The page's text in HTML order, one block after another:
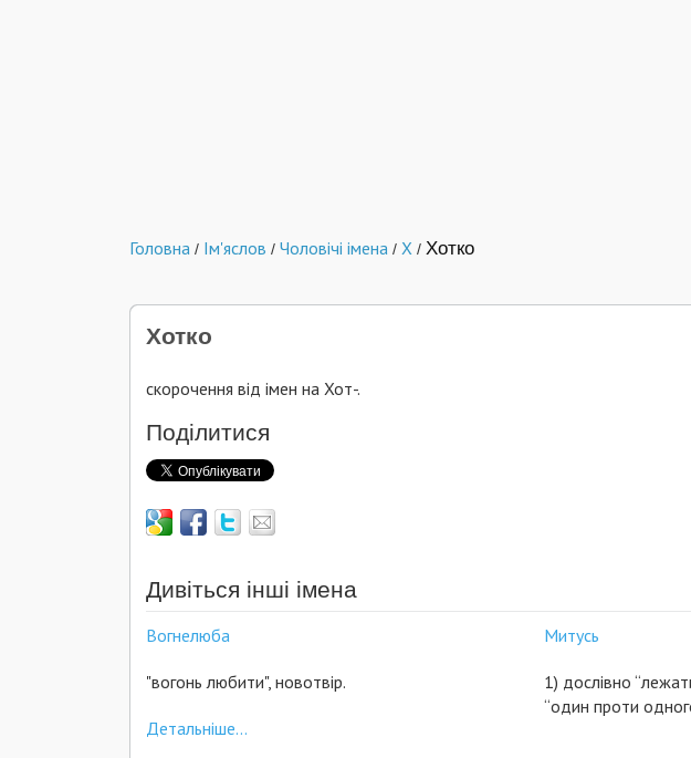
Головна / Ім'яслов / Чоловічі імена / Х / Хотко
Хотко
скорочення від імен на Хот-.
Поділитися
Дивіться інші імена
Вогнелюба
"вогонь любити", новотвір.
Детальніше...
Митусь
1) дослівно
“один проти